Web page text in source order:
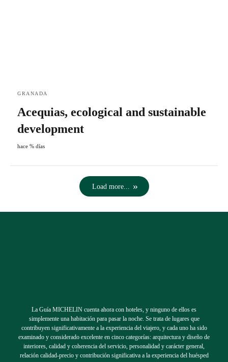
GRANADA
Acequias, ecological and sustainable
development
hace % días
Load more...
La Guía MICHELIN cuenta ahora con hoteles, y ninguno de ellos es
simplemente una habitación para pasar la noche. Se trata de lugares que
contribuyen significativamente a la experiencia del viajero, y cada uno ha sido
examinado y considerado excelente en cinco categorías: arquitectura y diseño de
interiores, calidad y coherencia del servicio, personalidad y carácter general,
relación calidad-precio y contribución significativa a la experiencia del huésped